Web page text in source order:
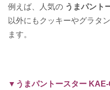
例えば、人気の うまパント
以外にもクッキーやグラタ
ます。
▼うまパントースター